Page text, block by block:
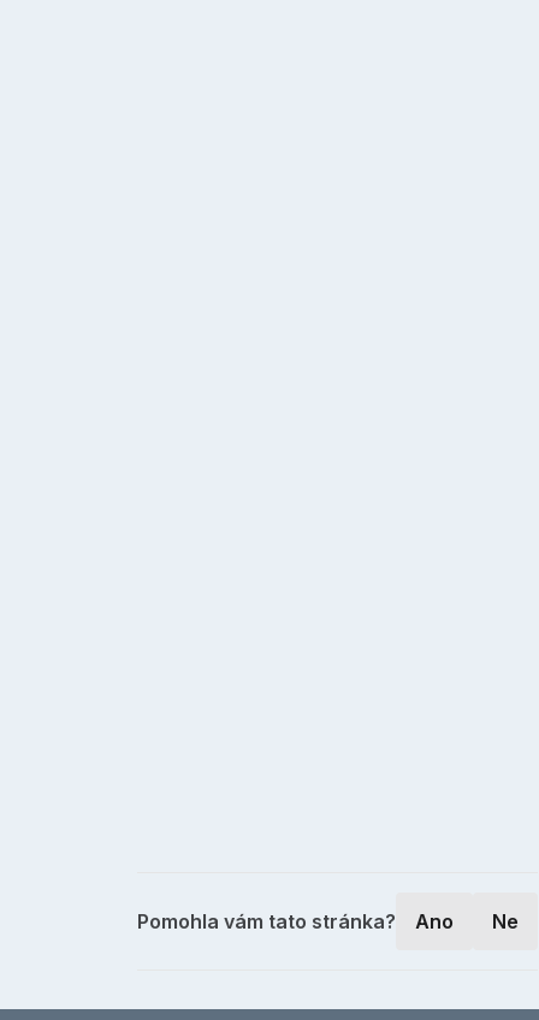
Pomohla vám tato stránka? Ano Ne